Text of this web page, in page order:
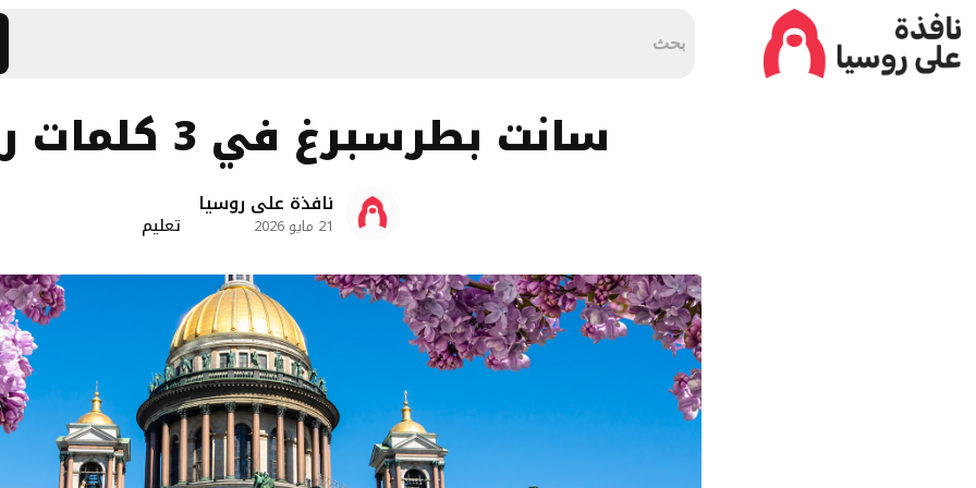
سانت بطرسبرغ في 3 كلمات روسية
نافذة على روسيا
21 مايو 2026 تعليم